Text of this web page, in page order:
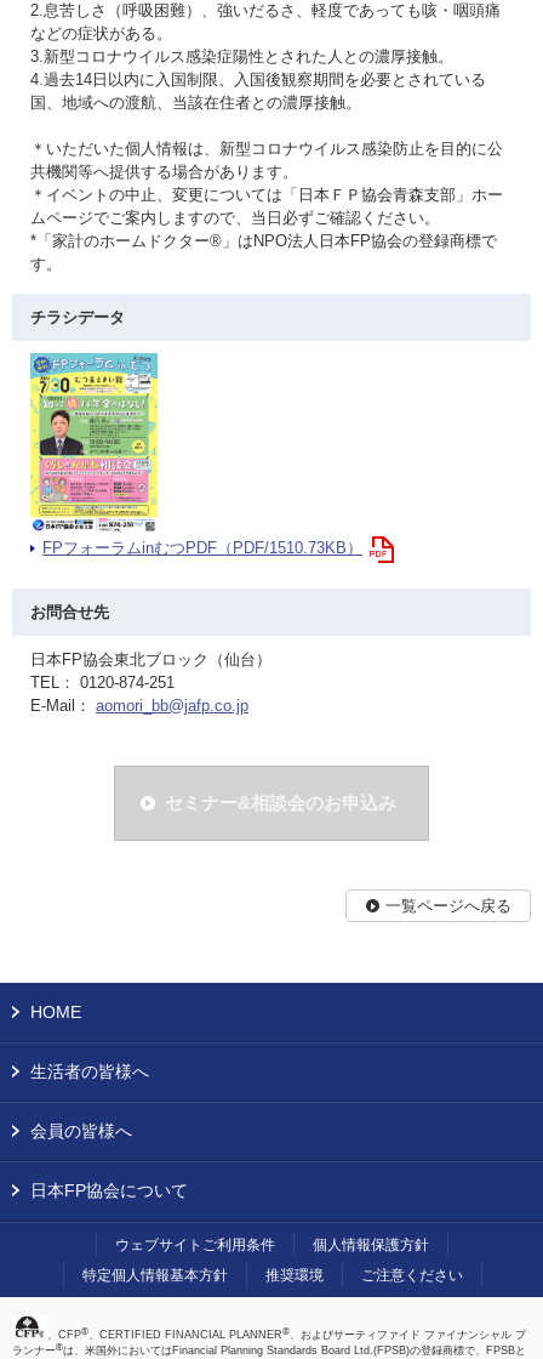
2.息苦しさ（呼吸困難）、強いだるさ、軽度であっても咳・咽頭痛
などの症状がある。
3.新型コロナウイルス感染症陽性とされた人との濃厚接触。
4.過去14日以内に入国制限、入国後観察期間を必要とされている
国、地域への渡航、当該在住者との濃厚接触。
＊いただいた個人情報は、新型コロナウイルス感染防止を目的に公
共機関等へ提供する場合があります。
＊イベントの中止、変更については「日本ＦＰ協会青森支部」ホー
ムページでご案内しますので、当日必ずご確認ください。
*「家計のホームドクター®」はNPO法人日本FP協会の登録商標で
す。
チラシデータ
FPフォーラムinむつPDF（PDF/1510.73KB）
お問合せ先
日本FP協会東北ブロック（仙台）
TEL： 0120-874-251
E-Mail： aomori_bb@jafp.co.jp
セミナー&相談会のお申込み
一覧ページへ戻る
HOME
生活者の皆様へ
会員の皆様へ
日本FP協会について
ウェブサイトご利用条件
個人情報保護方針
特定個人情報基本方針
推奨環境 ご注意ください
、CFP®、CERTIFIED FINANCIAL PLANNER®、およびサーティファイド ファイナンシャル プ
ランナー®は、米国外においてはFinancial Planning Standards Board Ltd.(FPSB)の登録商標で、FPSBと